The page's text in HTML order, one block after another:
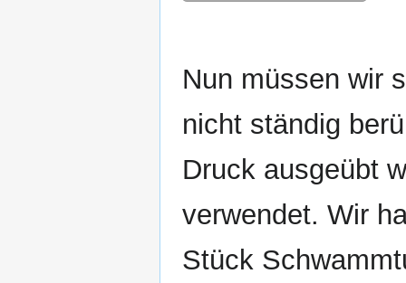
Nun müssen wir
nicht ständig
Druck ausgeübt
verwendet. Wir
Stück